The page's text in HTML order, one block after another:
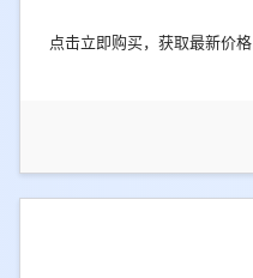
点击立即购买，获取最新价格